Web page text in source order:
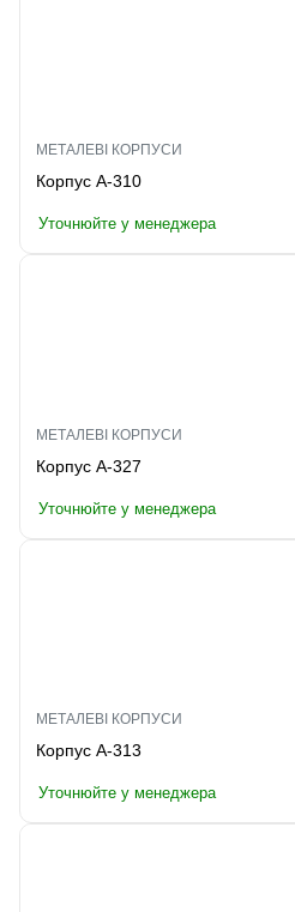
МЕТАЛЕВІ КОРПУСИ
Корпус A-310
Уточнюйте у менеджера
МЕТАЛЕВІ КОРПУСИ
Корпус A-327
Уточнюйте у менеджера
МЕТАЛЕВІ КОРПУСИ
Корпус A-313
Уточнюйте у менеджера